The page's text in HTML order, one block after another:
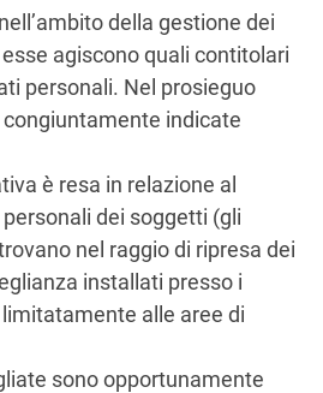
della gestione dei
agiscono quali contitolari
personali. Nel prosieguo
congiuntamente indicate
è resa in relazione al
dei soggetti (gli
nel raggio di ripresa dei
installati presso i
alle aree di
sono opportunamente